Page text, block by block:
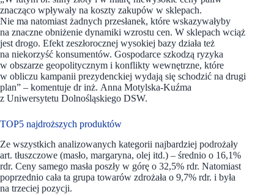
znacząco wpływały na koszty zakupów w sklepach.
Nie ma natomiast żadnych przesłanek, które wskazywałyby
na znaczne obniżenie dynamiki wzrostu cen. W sklepach wciąż
jest drogo. Efekt zeszłorocznej wysokiej bazy działa też
na niekorzyść konsumentów. Gospodarce szkodzą ryzyka
w obszarze geopolitycznym i konflikty wewnętrzne, które
w obliczu kampanii prezydenckiej wydają się schodzić na drugi
plan” – komentuje dr inż. Anna Motylska-Kuźma
z Uniwersytetu Dolnośląskiego DSW.
TOP5 najdroższych produktów
Ze wszystkich analizowanych kategorii najbardziej podrożały
art. tłuszczowe (masło, margaryna, olej itd.) – średnio o 16,1%
rdr. Ceny samego masła poszły w górę o 32,5% rdr. Natomiast
poprzednio cała ta grupa towarów zdrożała o 9,7% rdr. i była
na trzeciej pozycji.